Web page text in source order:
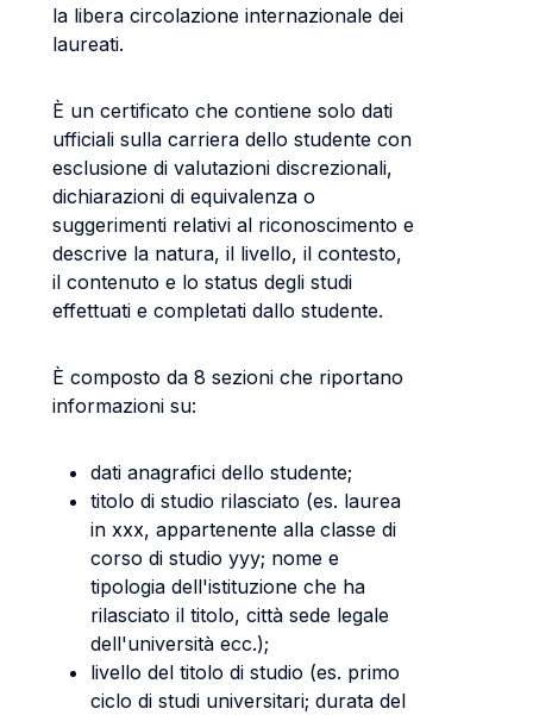
la libera circolazione internazionale dei
laureati.
È un certificato che contiene solo dati
ufficiali sulla carriera dello studente con
esclusione di valutazioni discrezionali,
dichiarazioni di equivalenza o
suggerimenti relativi al riconoscimento e
descrive la natura, il livello, il contesto,
il contenuto e lo status degli studi
effettuati e completati dallo studente.
È composto da 8 sezioni che riportano
informazioni su:
dati anagrafici dello studente;
titolo di studio rilasciato (es. laurea
in xxx, appartenente alla classe di
corso di studio yyy; nome e
tipologia dell'istituzione che ha
rilasciato il titolo, città sede legale
dell'università ecc.);
livello del titolo di studio (es. primo
ciclo di studi universitari; durata del